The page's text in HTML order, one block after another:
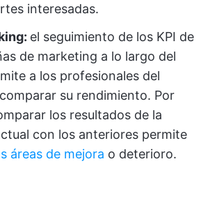
interesadas.
el seguimiento de los KPI de
de marketing a lo largo del
a los profesionales del
su rendimiento. Por
los resultados de la
con los anteriores permite
áreas de mejora o deterioro.